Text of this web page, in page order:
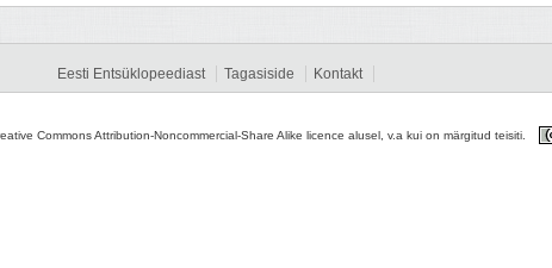
Eesti Entsüklopeediast Tagasiside Kontakt
Commons Attribution-Noncommercial-Share Alike licence alusel, v.a kui on märgitud teisiti.